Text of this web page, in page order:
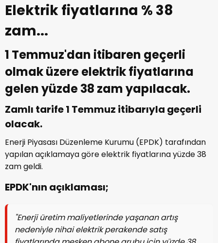
Elektrik fiyatlarına % 38
zam...
1 Temmuz'dan itibaren geçerli
olmak üzere elektrik fiyatlarına
gelen yüzde 38 zam yapılacak.
Zamlı tarife 1 Temmuz itibarıyla geçerli
olacak.
Enerji Piyasası Düzenleme Kurumu (EPDK) tarafından
yapılan açıklamaya göre elektrik fiyatlarına yüzde 38
zam geldi.
EPDK'nın açıklaması;
"Enerji üretim maliyetlerinde yaşanan artış
nedeniyle nihai elektrik perakende satış